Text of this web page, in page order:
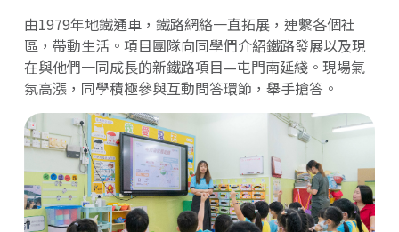
由1979年地鐵通車，鐵路網絡一直拓展，連繫各個社
區，帶動生活。項目團隊向同學們介紹鐵路發展以及現
在與他們一同成長的新鐵路項目—屯門南延綫。現場氣
氛高漲，同學積極參與互動問答環節，舉手搶答。